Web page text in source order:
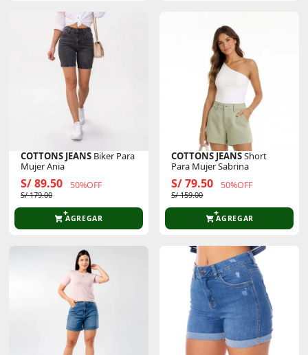
COTTONS JEANS Biker Para
Mujer Ania
S/ 89.50 50%OFF
S/ 179.00
AGREGAR
COTTONS JEANSShort
Para Mujer Sabrina
S/ 79.50 50%OFF
S/ 159.00
AGREGAR